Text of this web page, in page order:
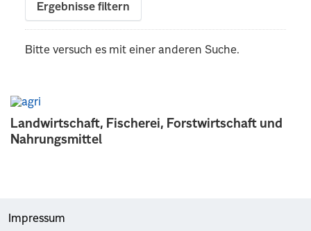
Landwirtschaft, Fischerei, Forstwirtschaft und
Nahrungsmittel
Ergebnisse filtern
Bitte versuch es mit einer anderen Suche.
Impressum